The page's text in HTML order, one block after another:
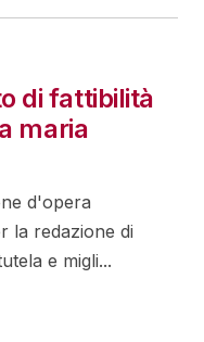
di fattibilità
maria
d'opera
la redazione di
e migli...